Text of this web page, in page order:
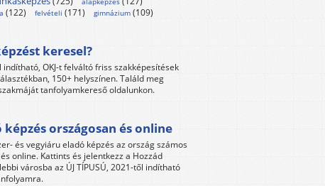
(122) felvételi (171) gimnázium (109)
keresel?
indítható, OKJ-t felváltó friss szakképesítések
150+ helyszínen. Találd meg
tanfolyamkereső oldalunkon.
képzés országosan és online
és vegyiáru eladó képzés az ország számos
online. Kattints és jelentkezz a Hozzád
városba az ÚJ TÍPUSÚ, 2021-től indítható